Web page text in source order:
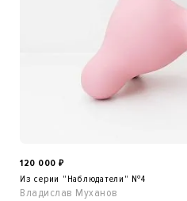
120 000 ₽
Из серии "Наблюдатели" №4
Владислав Муханов